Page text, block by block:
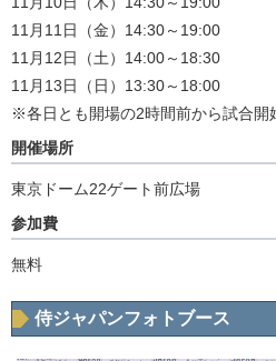
11月11日（金）14:30～19:00
11月12日（土）14:00～18:30
11月13日（日）13:30～18:00
※各日とも開場の2時間前から試合開
開催場所
東京ドーム22ゲート前広場
参加費
無料
侍ジャパンフォトブース